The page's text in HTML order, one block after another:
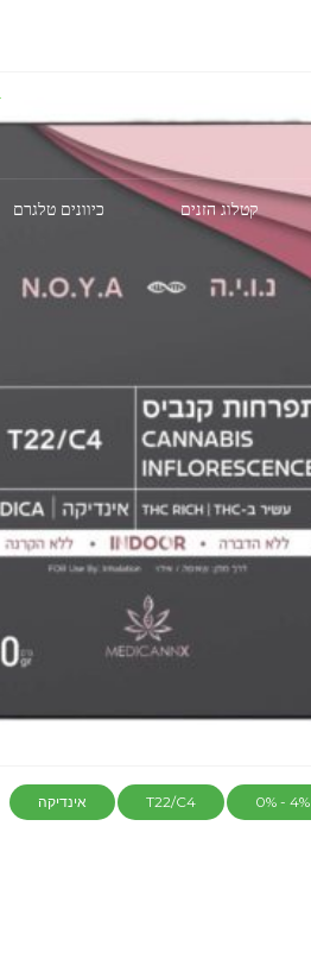
קטלוג הזנים כיוונים טלגרם
4% - 0%
T22/C4 אינדיקה